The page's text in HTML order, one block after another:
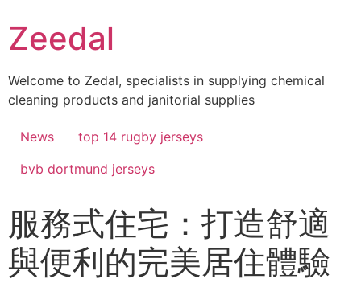
to
content
Zeedal
Welcome to Zedal, specialists in supplying chemical
cleaning products and janitorial supplies
News
top 14 rugby jerseys
bvb dortmund jerseys
服務式住宅：打造舒適
與便利的完美居住體驗